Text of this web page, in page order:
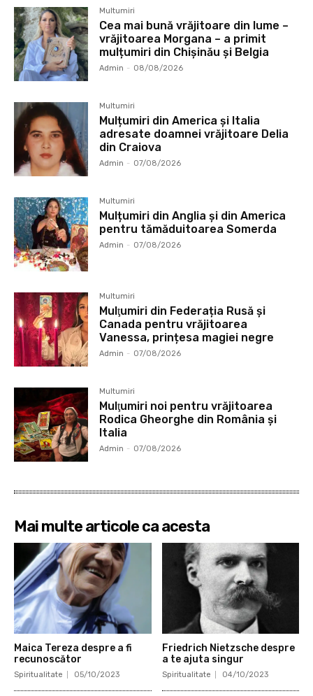
Multumiri
Cea mai bună vrăjitoare din lume –
vrăjitoarea Morgana – a primit
mulțumiri din Chișinău și Belgia
Admin - 08/08/2026
Multumiri
Mulțumiri din America și Italia
adresate doamnei vrăjitoare Delia
din Craiova
Admin - 07/08/2026
Multumiri
Mulțumiri din Anglia și din America
pentru tămăduitoarea Somerda
Admin - 07/08/2026
Multumiri
Mulţumiri din Federația Rusă și
Canada pentru vrăjitoarea
Vanessa, prințesa magiei negre
Admin - 07/08/2026
Multumiri
Mulţumiri noi pentru vrăjitoarea
Rodica Gheorghe din România și
Italia
Admin - 07/08/2026
Mai multe articole ca acesta
Maica Tereza despre a fi
recunoscător
Spiritualitate 05/10/2023
Friedrich Nietzsche despre
a te ajuta singur
Spiritualitate 04/10/2023